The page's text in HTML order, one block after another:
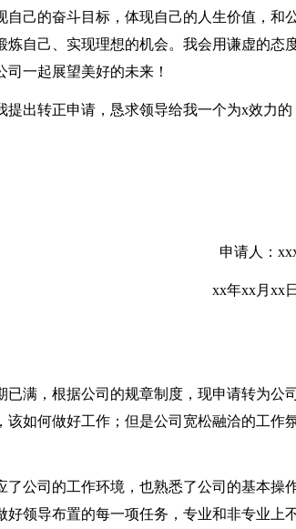
己的奋斗目标，体现自己的人生价值，和
自己、实现理想的机会。我会用谦虚的态
一起展望美好的未来！
出转正申请，恳求领导给我一个为x效力的
申请人：
xx年xx月xx日
满，根据公司的规章制度，现申请转为公司
如何做好工作；但是公司宽松融洽的工作
公司的工作环境，也熟悉了公司的基本操
领导布置的每一项任务，专业和非专业上